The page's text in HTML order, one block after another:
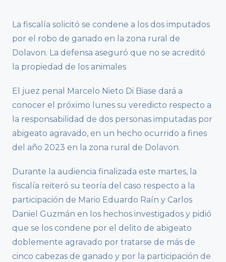
La fiscalía solicitó se condene a los dos imputados
por el robo de ganado en la zona rural de
Dolavon. La defensa aseguró que no se acreditó
la propiedad de los animales
El juez penal Marcelo Nieto Di Biase dará a
conocer el próximo lunes su veredicto respecto a
la responsabilidad de dos personas imputadas por
abigeato agravado, en un hecho ocurrido a fines
del año 2023 en la zona rural de Dolavon.
Durante la audiencia finalizada este martes, la
fiscalía reiteró su teoría del caso respecto a la
participación de Mario Eduardo Raín y Carlos
Daniel Guzmán en los hechos investigados y pidió
que se los condene por el delito de abigeato
doblemente agravado por tratarse de más de
cinco cabezas de ganado y por la participación de